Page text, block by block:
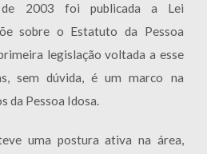
2003 foi publicada a Lei
sobre o Estatuto da Pessoa
legislação voltada a esse
sem dúvida, é um marco na
da Pessoa Idosa.
uma postura ativa na área,